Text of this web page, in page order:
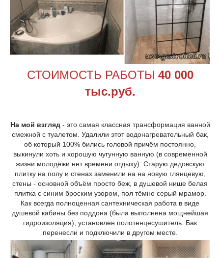
СТОИМОСТЬ РАБОТЫ 40 000
тыс.руб.
На мой взгляд- это самая классная трансформация ванной
смежной с туалетом. Удалили этот водонагревательный бак,
об который 100% бились головой причём постоянно,
выкинули хоть и хорошую чугунную ванную (в современной
жизни молодёжи нет времени отдыху). Старую дедовскую
плитку на полу и стенах заменили на на новую глянцевую,
стены - основной объём просто беж, в душевой нише белая
плитка с синим броским узором, пол тёмно серый мрамор.
Как всегда полноценная сантехническая работа в виде
душевой кабины без поддона (была выполнена мощнейшая
гидроизоляция), установлен полотенцесушитель. Бак
перенесли и подключили в другом месте.